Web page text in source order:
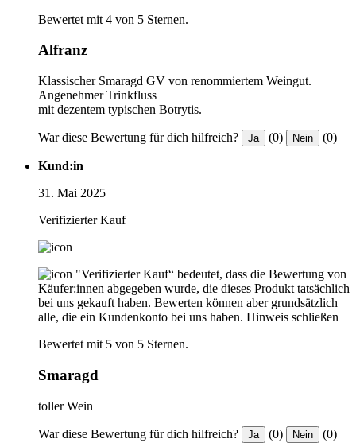
Bewertet mit 4 von 5 Sternen.
Alfranz
Klassischer Smaragd GV von renommiertem Weingut.
Angenehmer Trinkfluss
mit dezentem typischen Botrytis.
War diese Bewertung für dich hilfreich? Ja (0) Nein (0)
Kund:in
31. Mai 2025
Verifizierter Kauf
"Verifizierter Kauf“ bedeutet, dass die Bewertung von
Käufer:innen abgegeben wurde, die dieses Produkt tatsächlich
bei uns gekauft haben. Bewerten können aber grundsätzlich
alle, die ein Kundenkonto bei uns haben. Hinweis schließen
Bewertet mit 5 von 5 Sternen.
Smaragd
toller Wein
War diese Bewertung für dich hilfreich? Ja (0) Nein (0)